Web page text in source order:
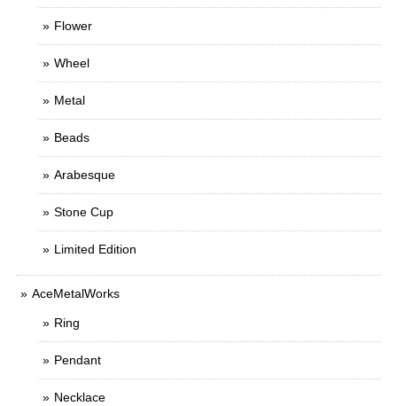
Flower
Wheel
Metal
Beads
Arabesque
Stone Cup
Limited Edition
AceMetalWorks
Ring
Pendant
Necklace